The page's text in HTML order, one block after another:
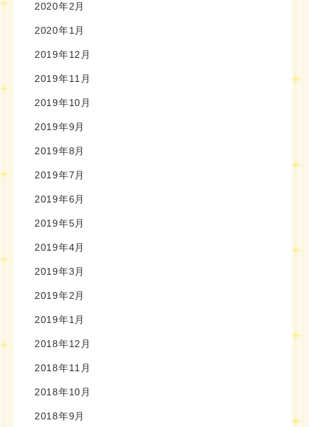
2020年2月
2020年1月
2019年12月
2019年11月
2019年10月
2019年9月
2019年8月
2019年7月
2019年6月
2019年5月
2019年4月
2019年3月
2019年2月
2019年1月
2018年12月
2018年11月
2018年10月
2018年9月